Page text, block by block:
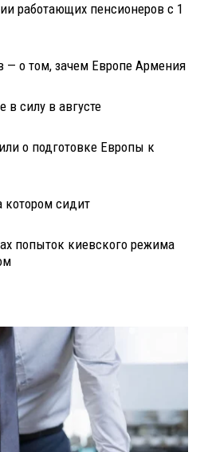
работающих пенсионеров с 1
о том, зачем Европе Армения
силу в августе
о подготовке Европы к
котором сидит
попыток киевского режима